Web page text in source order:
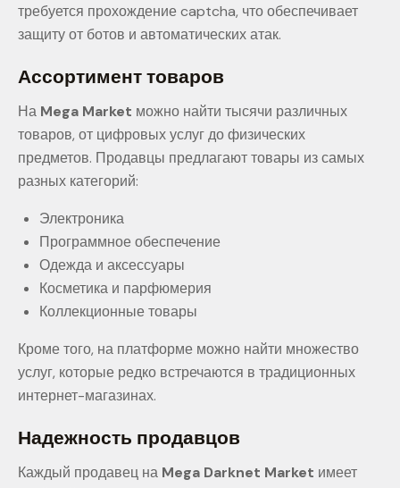
требуется прохождение captcha, что обеспечивает
защиту от ботов и автоматических атак.
Ассортимент товаров
На Mega Market можно найти тысячи различных
товаров, от цифровых услуг до физических
предметов. Продавцы предлагают товары из самых
разных категорий:
Электроника
Программное обеспечение
Одежда и аксессуары
Косметика и парфюмерия
Коллекционные товары
Кроме того, на платформе можно найти множество
услуг, которые редко встречаются в традиционных
интернет-магазинах.
Надежность продавцов
Каждый продавец на Mega Darknet Market имеет